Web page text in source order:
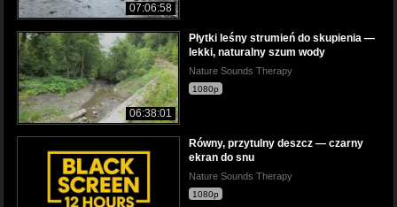
07:06:58
06:38:01
Płytki leśny strumień do skupienia —
lekki, naturalny szum wody
Nature Sounds Therapy
1080p
Równy, przytulny deszcz — czarny
ekran do snu
Nature Sounds Therapy
1080p